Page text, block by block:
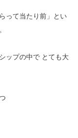
って当たり前」とい
ップの中で とても大